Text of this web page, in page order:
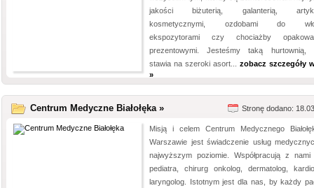
jakości biżuterią, galanterią,
kosmetycznymi, ozdobami do
ekspozytorami czy chociażby
prezentowymi. Jesteśmy taką hurtownią,
stawia na szeroki asort... zobacz szczegóły
»
Centrum Medyczne Białołęka » Stronę dodano:
Misją i celem Centrum Medycznego
Warszawie jest świadczenie usług
najwyższym poziomie. Współpracują z nami
pediatra, chirurg onkolog, dermatolog,
laryngolog. Istotnym jest dla nas, by każdy